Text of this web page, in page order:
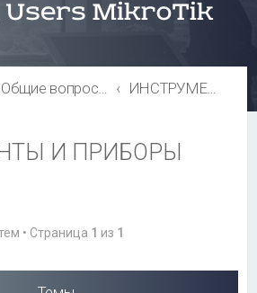
Общие вопросы ИНСТРУМЕНТЫ И ПРИБОРЫ
И ПРИБОРЫ
• Страница 1 из 1